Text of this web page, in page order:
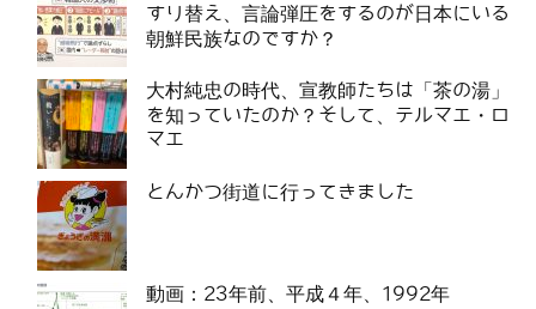
すり替え、言論弾圧をするのが日本にいる
朝鮮民族なのですか？
大村純忠の時代、宣教師たちは「茶の湯」
を知っていたのか？そして、テルマエ・ロ
マエ
とんかつ街道に行ってきました
動画：23年前、平成４年、1992年